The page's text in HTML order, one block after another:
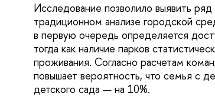
Исследование позволило выявить
традиционном анализе городской
в первую очередь определяется
тогда как наличие парков
проживания. Согласно расчетам
повышает вероятность, что семья с
детского сада — на 10%.